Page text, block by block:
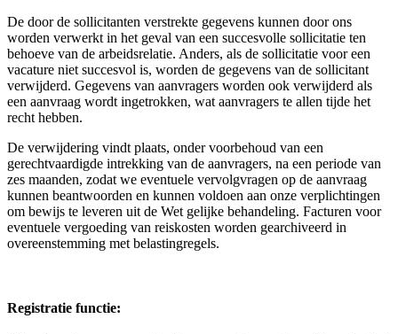
De door de sollicitanten verstrekte gegevens kunnen door ons
worden verwerkt in het geval van een succesvolle sollicitatie ten
behoeve van de arbeidsrelatie. Anders, als de sollicitatie voor een
vacature niet succesvol is, worden de gegevens van de sollicitant
verwijderd. Gegevens van aanvragers worden ook verwijderd als
een aanvraag wordt ingetrokken, wat aanvragers te allen tijde het
recht hebben.
De verwijdering vindt plaats, onder voorbehoud van een
gerechtvaardigde intrekking van de aanvragers, na een periode van
zes maanden, zodat we eventuele vervolgvragen op de aanvraag
kunnen beantwoorden en kunnen voldoen aan onze verplichtingen
om bewijs te leveren uit de Wet gelijke behandeling. Facturen voor
eventuele vergoeding van reiskosten worden gearchiveerd in
overeenstemming met belastingregels.
Registratie functie: